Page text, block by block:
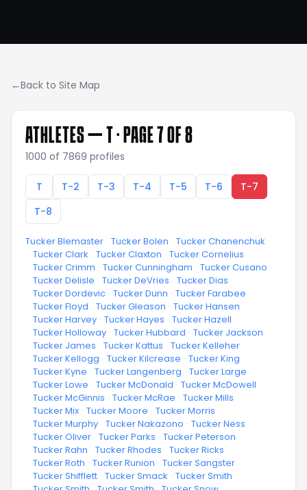
←Back to Site Map
ATHLETES — · PAGE 7 OF 8
1000 of 7869 profiles
T T-2 T-3 T-4 T-5 T-6
T-7
T-8
Tucker Blemaster · Tucker Bolen · Tucker Chanenchuk
· Tucker Clark · Tucker Claxton · Tucker Cornelius
· Tucker Crimm · Tucker Cunningham · Tucker Cusano
· Tucker Delisle · Tucker DeVries · Tucker Dias
· Tucker Dordevic · Tucker Dunn · Tucker Farabee
· Tucker Floyd · Tucker Gleason · Tucker Hansen
· Tucker Harvey · Tucker Hayes · Tucker Hazell
· Tucker Holloway · Tucker Hubbard · Tucker Jackson
· Tucker James · Tucker Kattus · Tucker Kelleher
· Tucker Kellogg · Tucker Kilcrease · Tucker King
· Tucker Kyne · Tucker Langenberg · Tucker Large
· Tucker Lowe · Tucker McDonald · Tucker McDowell
· Tucker McGinnis · Tucker McRae · Tucker Mills
· Tucker Mix · Tucker Moore · Tucker Morris
· Tucker Murphy · Tucker Nakazono · Tucker Ness
· Tucker Oliver · Tucker Parks · Tucker Peterson
· Tucker Rahn · Tucker Rhodes · Tucker Ricks
· Tucker Roth · Tucker Runion · Tucker Sangster
· Tucker Shifflett · Tucker Smack · Tucker Smith